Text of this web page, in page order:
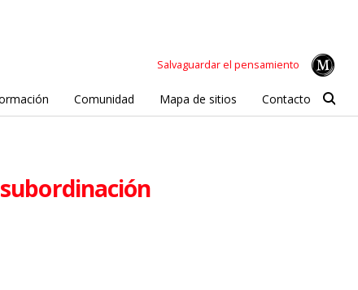
Salvaguardar el pensamiento
Comunidad Mapa de sitios Contacto